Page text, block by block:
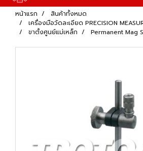
หน้าแรก
สินค้าทั้งหมด
เครื่องมือวัดละเอียด PRECISION
ขาตั้งศูนย์แม่เหล็ก
Permanent Mag